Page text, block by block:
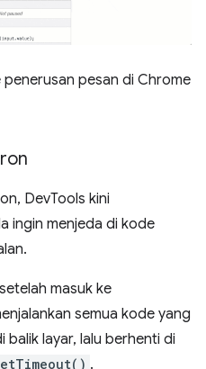
pesan di Chrome
DevTools kini
ingin menjeda di kode
setelah masuk ke
semua kode yang
layar, lalu berhenti di
.